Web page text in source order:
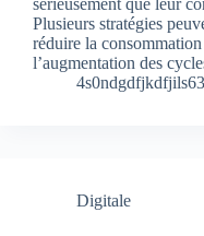
sérieusement que leur
Plusieurs stratégies
réduire la
l’augmentation des
4s0ndgdfjkdfjils63
Digitale